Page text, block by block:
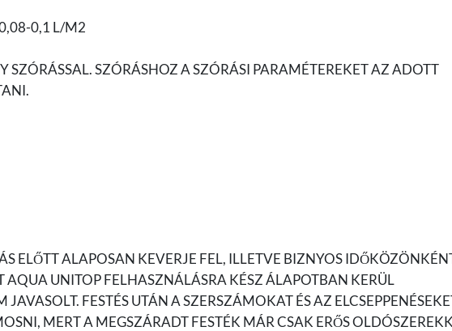
0,1 L/M2
SZÓRÁSSAL. SZÓRÁSHOZ A SZÓRÁSI PARAMÉTEREKET AZ ADOTT
ELŐTT ALAPOSAN KEVERJE FEL, ILLETVE BIZNYOS
AQUA UNITOP FELHASZNÁLÁSRA KÉSZ ÁLAPOTBAN KERÜL
FESTÉS UTÁN A SZERSZÁMOKAT ÉS AZ
MERT A MEGSZÁRADT FESTÉK MÁR CSAK ERŐS